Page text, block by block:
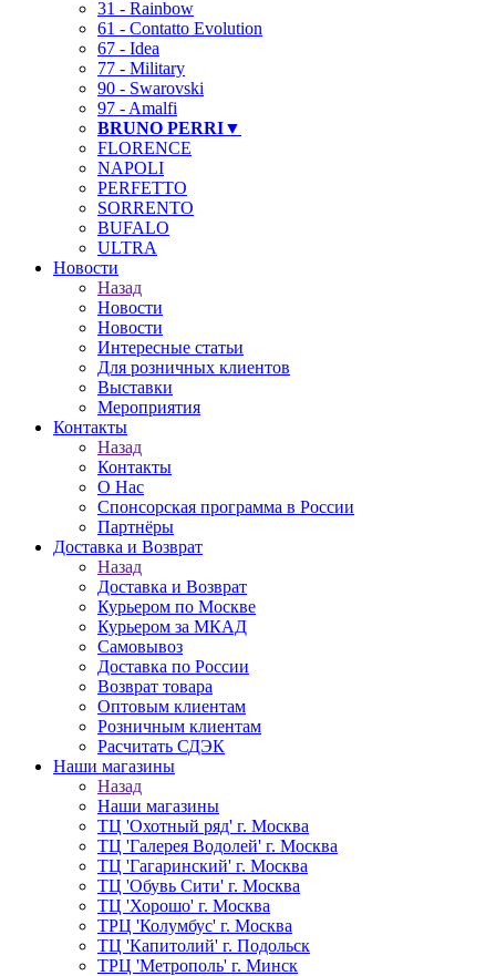
31 - Rainbow
61 - Contatto Evolution
67 - Idea
77 - Military
90 - Swarovski
97 - Amalfi
BRUNO PERRI▼
FLORENCE
NAPOLI
PERFETTO
SORRENTO
BUFALO
ULTRA
Новости
Назад
Новости
Новости
Интересные статьи
Для розничных клиентов
Выставки
Мероприятия
Контакты
Назад
Контакты
О Нас
Спонсорская программа в России
Партнёры
Доставка и Возврат
Назад
Доставка и Возврат
Курьером по Москве
Курьером за МКАД
Самовывоз
Доставка по России
Возврат товара
Оптовым клиентам
Розничным клиентам
Расчитать СДЭК
Наши магазины
Назад
Наши магазины
ТЦ 'Охотный ряд' г. Москва
ТЦ 'Галерея Водолей' г. Москва
ТЦ 'Гагаринский' г. Москва
ТЦ 'Обувь Сити' г. Москва
ТЦ 'Хорошо' г. Москва
ТРЦ 'Колумбус' г. Москва
ТЦ 'Капитолий' г. Подольск
ТРЦ 'Метрополь' г. Минск